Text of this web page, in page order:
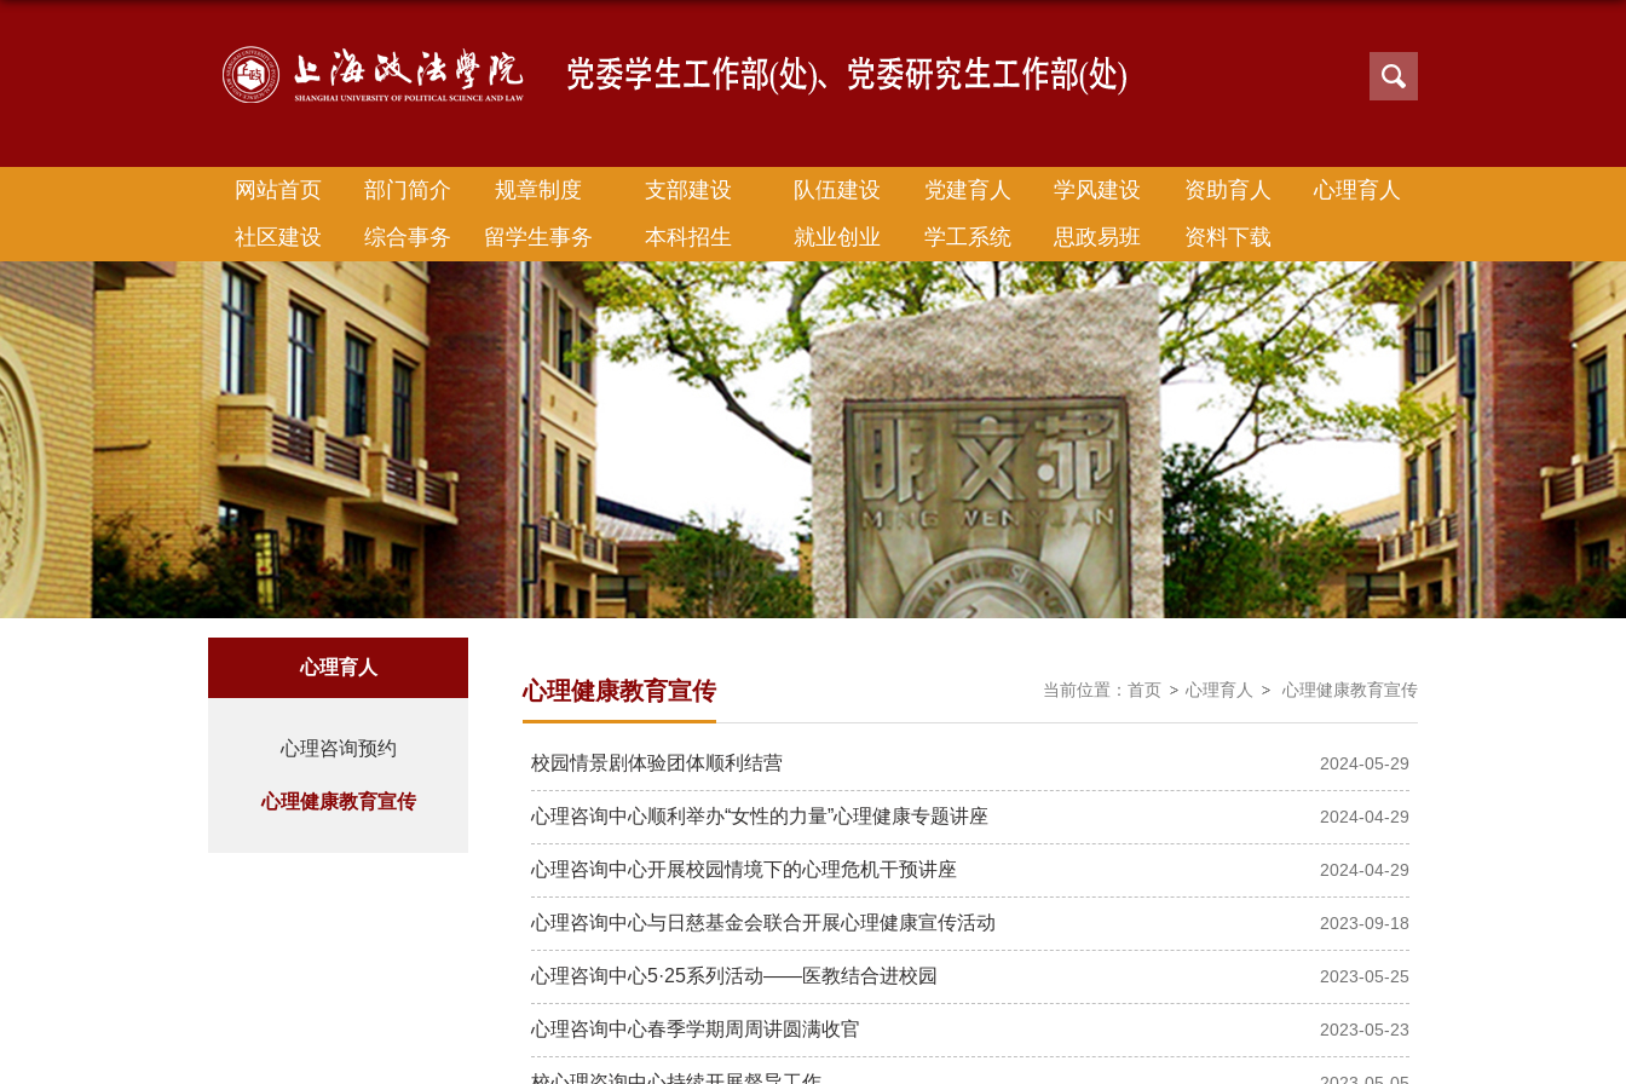
网站首页 部门简介 规章制度 支部建设 队伍建设 党建育人 学风建设 资助育人
心理育人
社区建设
综合事务 留学生事务 本科招生 就业创业 学工系统 思政易班 资料下载
心理育人
心理咨询预约
心理健康教育宣传
当前位置： 首页 心理育人 心理健康教育宣传
心理健康教育宣传
校园情景剧体验团体顺利结营 2024-05-29
心理咨询中心顺利举办“女性的力量”心理健康专题讲座 2024-04-29
心理咨询中心开展校园情境下的心理危机干预讲座 2024-04-29
心理咨询中心与日慈基金会联合开展心理健康宣传活动 2023-09-18
心理咨询中心5·25系列活动——医教结合进校园 2023-05-25
心理咨询中心春季学期周周讲圆满收官 2023-05-23